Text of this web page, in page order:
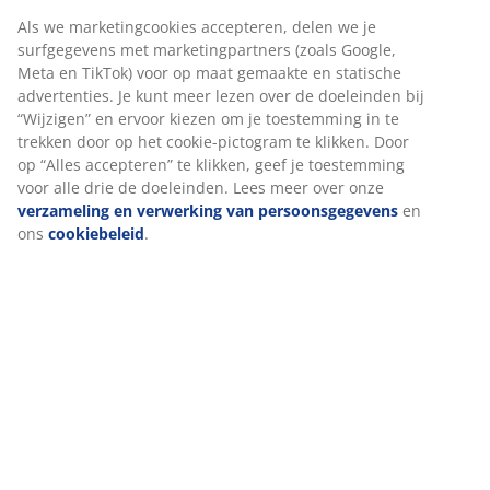
Specificaties
Beoordelingen
(16)
Als we marketingcookies accepteren, delen we je
surfgegevens met marketingpartners (zoals Google,
Meta en TikTok) voor op maat gemaakte en statische
advertenties. Je kunt meer lezen over de doeleinden bij
“Wijzigen” en ervoor kiezen om je toestemming in te
trekken door op het cookie-pictogram te klikken. Door
op “Alles accepteren” te klikken, geef je toestemming
voor alle drie de doeleinden. Lees meer over onze
verzameling en verwerking van persoonsgegevens en
ons cookiebeleid.